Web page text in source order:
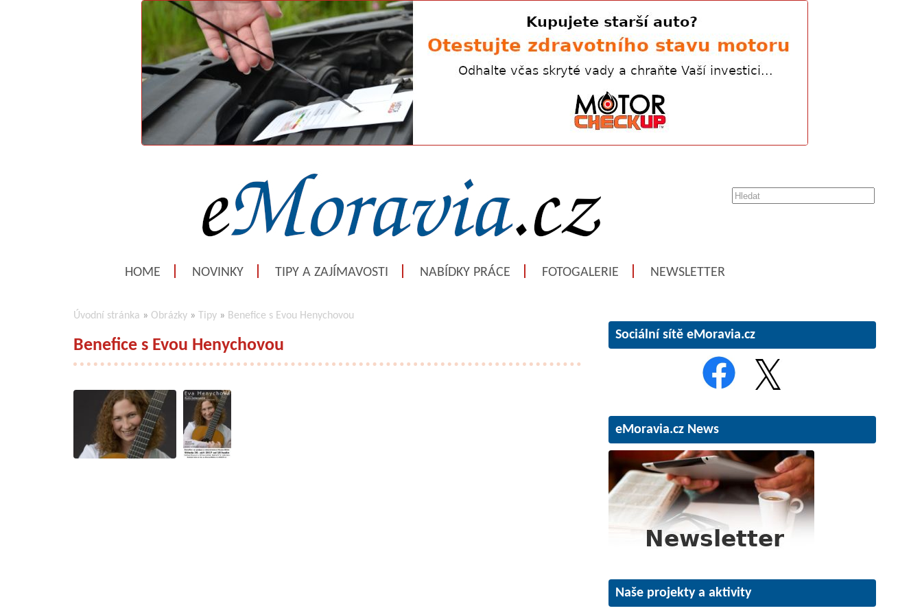
HOME NOVINKY TIPY A ZAJÍMAVOSTI NABÍDKY PRÁCE FOTOGALERIE NEWSLETTER
Úvodní stránka » Obrázky » Tipy » Benefice s Evou Henychovou
Benefice s Evou Henychovou
Sociální sítě eMoravia.cz
eMoravia.cz News
Naše projekty a aktivity